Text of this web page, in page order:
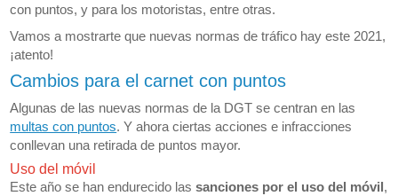
con puntos, y para los motoristas, entre otras.
Vamos a mostrarte que nuevas normas de tráfico hay este 2021,
¡atento!
Cambios para el carnet con puntos
Algunas de las nuevas normas de la DGT se centran en las
multas con puntos. Y ahora ciertas acciones e infracciones
conllevan una retirada de puntos mayor.
Uso del móvil
Este año se han endurecido lassanciones por el uso del móvil,